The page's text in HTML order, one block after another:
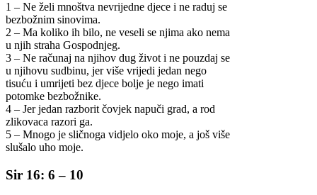
1 – Ne želi mnoštva nevrijedne djece i ne raduj se
bezbožnim sinovima.
2 – Ma koliko ih bilo, ne veseli se njima ako nema
u njih straha Gospodnjeg.
3 – Ne računaj na njihov dug život i ne pouzdaj se
u njihovu sudbinu, jer više vrijedi jedan nego
tisuću i umrijeti bez djece bolje je nego imati
potomke bezbožnike.
4 – Jer jedan razborit čovjek napuči grad, a rod
zlikovaca razori ga.
5 – Mnogo je sličnoga vidjelo oko moje, a još više
slušalo uho moje.
Sir 16: 6 – 10